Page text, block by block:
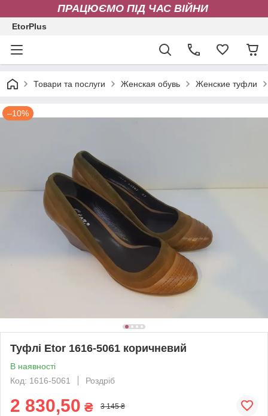
ПРАЦЮЄМО ПІД ЧАС ВІЙНИ
EtorPlus
Товари та послуги Женская обувь Женские туфли
–10%
Туфлі Etor 1616-5061 коричневий
В наявності
Код: 1616-5061
Роздріб
2 830,50 ₴ 3 145 ₴